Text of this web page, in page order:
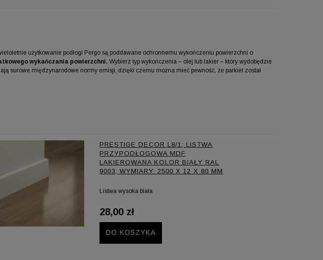
użytkowanie podłogi Pergo są poddawane ochronnemu wykończeniu powierzchni o
wykańczania powierzchni. Wybierz typ wykończenia – olej lub lakier – który wydobędzie
surowe międzynarodowe normy emisji, dzięki czemu można mieć pewność, że parkiet został
PRESTIGE DECOR L8/1; LISTWA
PRZYPODŁOGOWA MDF
LAKIEROWANA KOLOR BIAŁY RAL
9003; WYMIARY: 2500 X 12 X 80 MM
Listwa wysoka biała
28,00 zł
DO KOSZYKA